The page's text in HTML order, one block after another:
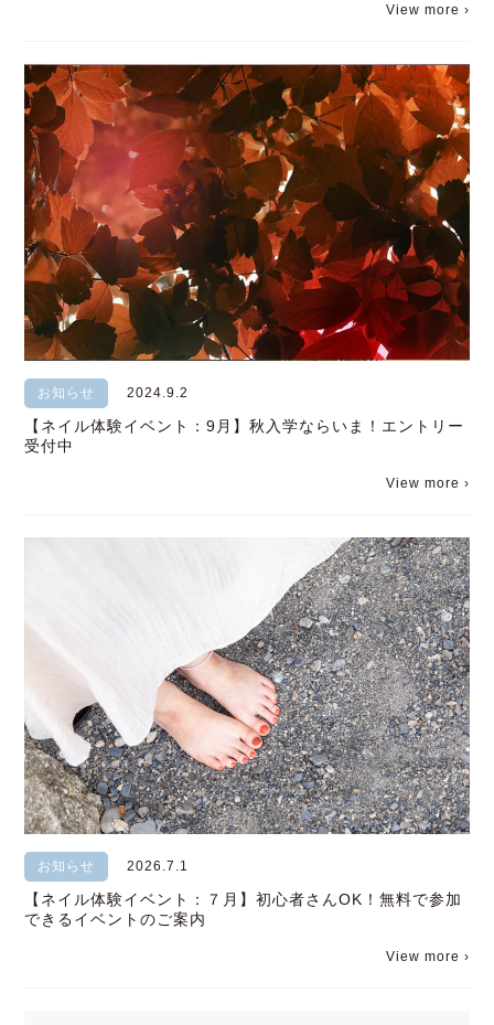
View more ›
お知らせ 2024.9.2
【ネイル体験イベント：9月】秋入学ならいま！エントリー
受付中
View more ›
お知らせ 2026.7.1
【ネイル体験イベント：７月】初心者さんOK！無料で参加
できるイベントのご案内
View more ›